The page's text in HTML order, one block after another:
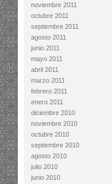
noviembre 2011
octubre 2011
septiembre 2011
agosto 2011
junio 2011
mayo 2011
abril 2011
marzo 2011
febrero 2011
enero 2011
diciembre 2010
noviembre 2010
octubre 2010
septiembre 2010
agosto 2010
julio 2010
junio 2010